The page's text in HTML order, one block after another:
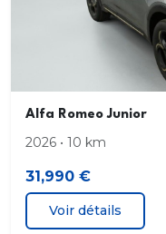
Alerte de rappel de
Frein de parking
Feux AR Full-Led
Peinture Pastel
(valeur : 0 Eur TTC)
Alfa Romeo Junior
2026 • 10 km
31,990 €
Voir détails